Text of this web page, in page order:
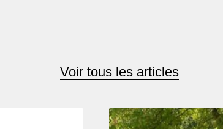
Voir tous les articles